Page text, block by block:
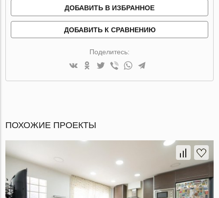
ДОБАВИТЬ В ИЗБРАННОЕ
ДОБАВИТЬ К СРАВНЕНИЮ
Поделитесь:
ПОХОЖИЕ ПРОЕКТЫ